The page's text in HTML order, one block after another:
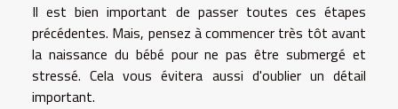
Il est bien important de passer toutes ces étapes
précédentes. Mais, pensez à commencer très tôt avant
la naissance du bébé pour ne pas être submergé et
stressé. Cela vous évitera aussi d'oublier un détail
important.